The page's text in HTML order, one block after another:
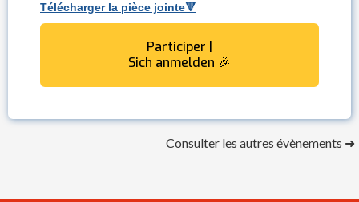
Télécharger la pièce jointe🔻
Participer |
Sich anmelden 🎉
Consulter les autres évènements ➜